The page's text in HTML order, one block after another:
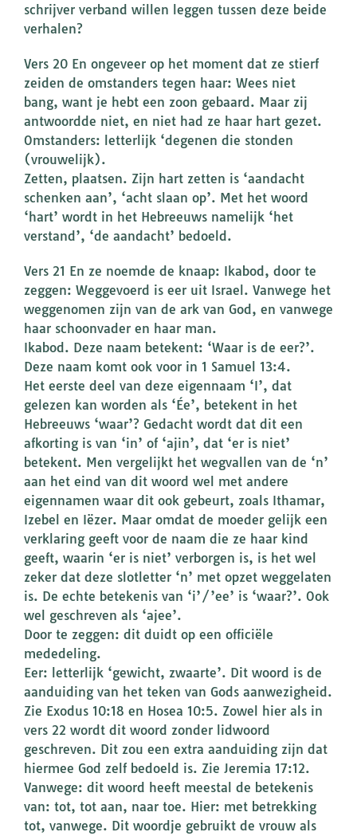
schrijver verband willen leggen tussen deze beide
verhalen?
Vers 20 En ongeveer op het moment dat ze stierf
zeiden de omstanders tegen haar: Wees niet
bang, want je hebt een zoon gebaard. Maar zij
antwoordde niet, en niet had ze haar hart gezet.
Omstanders: letterlijk ‘degenen die stonden
(vrouwelijk).
Zetten, plaatsen. Zijn hart zetten is ‘aandacht
schenken aan’, ‘acht slaan op’. Met het woord
‘hart’ wordt in het Hebreeuws namelijk ‘het
verstand’, ‘de aandacht’ bedoeld.
Vers 21 En ze noemde de knaap: Ikabod, door te
zeggen: Weggevoerd is eer uit Israel. Vanwege het
weggenomen zijn van de ark van God, en vanwege
haar schoonvader en haar man.
Ikabod. Deze naam betekent: ‘Waar is de eer?’.
Deze naam komt ook voor in 1 Samuel 13:4.
Het eerste deel van deze eigennaam ‘I’, dat
gelezen kan worden als ‘Ée’, betekent in het
Hebreeuws ‘waar’? Gedacht wordt dat dit een
afkorting is van ‘in’ of ‘ajin’, dat ‘er is niet’
betekent. Men vergelijkt het wegvallen van de ‘n’
aan het eind van dit woord wel met andere
eigennamen waar dit ook gebeurt, zoals Ithamar,
Izebel en Iëzer. Maar omdat de moeder gelijk een
verklaring geeft voor de naam die ze haar kind
geeft, waarin ‘er is niet’ verborgen is, is het wel
zeker dat deze slotletter ‘n’ met opzet weggelaten
is. De echte betekenis van ‘i’/’ee’ is ‘waar?’. Ook
wel geschreven als ‘ajee’.
Door te zeggen: dit duidt op een officiële
mededeling.
Eer: letterlijk ‘gewicht, zwaarte’. Dit woord is de
aanduiding van het teken van Gods aanwezigheid.
Zie Exodus 10:18 en Hosea 10:5. Zowel hier als in
vers 22 wordt dit woord zonder lidwoord
geschreven. Dit zou een extra aanduiding zijn dat
hiermee God zelf bedoeld is. Zie Jeremia 17:12.
Vanwege: dit woord heeft meestal de betekenis
van: tot, tot aan, naar toe. Hier: met betrekking
tot, vanwege. Dit woordje gebruikt de vrouw als